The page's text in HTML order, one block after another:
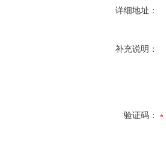
详细地址：
补充说明：
验证码：